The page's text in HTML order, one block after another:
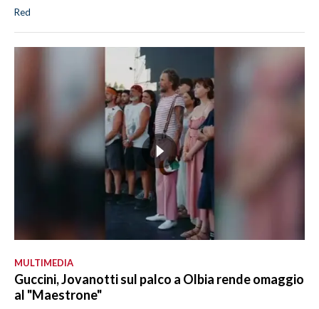
Red
MULTIMEDIA
Guccini, Jovanotti sul palco a Olbia rende omaggio
al "Maestrone"